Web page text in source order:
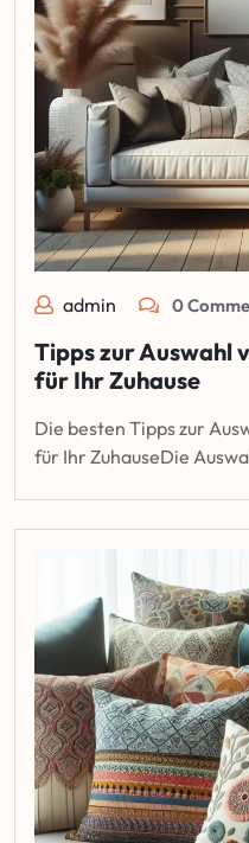
admin 0
Tipps zur Auswahl
für Ihr Zuhause
Die besten Tipps zur
für Ihr ZuhauseDie